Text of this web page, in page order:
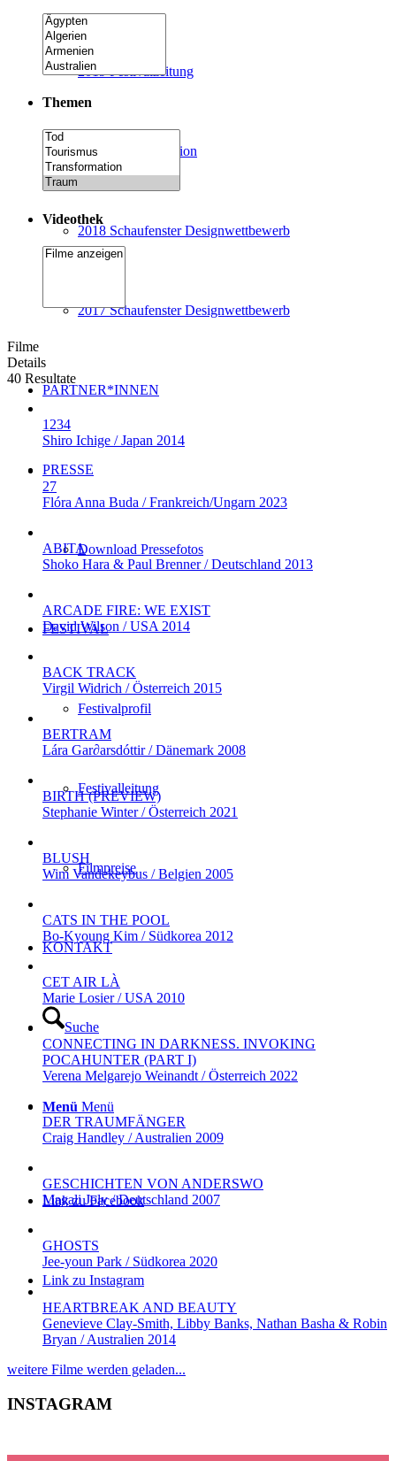
2019 Festivalzeitung
2019 Limited Edition
2018 Schaufenster Designwettbewerb
2017 Schaufenster Designwettbewerb
PARTNER*INNEN
PRESSE
Download Pressefotos
FESTIVAL
Festivalprofil
Festivalleitung
Filmpreise
KONTAKT
Suche
Menü Menü
Link zu Facebook
Link zu Instagram
Themen
Videothek
Filme
Details
40 Resultate
1234
Shiro Ichige / Japan 2014
27
Flóra Anna Buda / Frankreich/Ungarn 2023
ABITA
Shoko Hara & Paul Brenner / Deutschland 2013
ARCADE FIRE: WE EXIST
David Wilson / USA 2014
BACK TRACK
Virgil Widrich / Österreich 2015
BERTRAM
Lára Gar∂arsdóttir / Dänemark 2008
BIRTH (PREVIEW)
Stephanie Winter / Österreich 2021
BLUSH
Wim Vandekeybus / Belgien 2005
CATS IN THE POOL
Bo-Kyoung Kim / Südkorea 2012
CET AIR LÀ
Marie Losier / USA 2010
CONNECTING IN DARKNESS. INVOKING
POCAHUNTER (PART I)
Verena Melgarejo Weinandt / Österreich 2022
DER TRAUMFÄNGER
Craig Handley / Australien 2009
GESCHICHTEN VON ANDERSWO
Magali Joly / Deutschland 2007
GHOSTS
Jee-youn Park / Südkorea 2020
HEARTBREAK AND BEAUTY
Genevieve Clay-Smith, Libby Banks, Nathan Basha & Robin
Bryan / Australien 2014
weitere Filme werden geladen...
INSTAGRAM